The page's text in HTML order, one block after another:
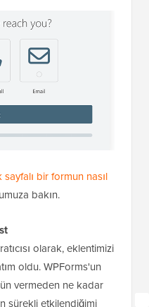
sayfalı bir formun nasıl
bakın.
olarak, eklentimizi
oldu. WPForms'un
vermeden ne kadar
sürekli etkilendiğimi